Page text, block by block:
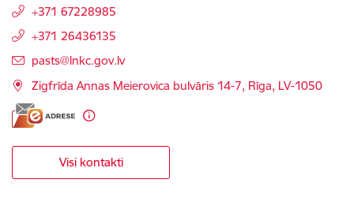
+371 67228985
+371 26436135
E-pasts:
pasts@lnkc.gov.lv
Zigfrīda Annas Meierovica bulvāris 14-7, Rīga, LV-1050
Visi kontakti